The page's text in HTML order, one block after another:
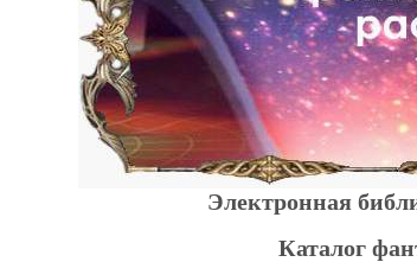
Электронная
Каталог